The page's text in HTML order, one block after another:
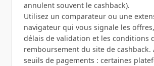
annulent souvent le cashback).
Utilisez un comparateur ou une
navigateur qui vous signale les
délais de validation et les conditions
remboursement du site de
seuils de pagements : certaines